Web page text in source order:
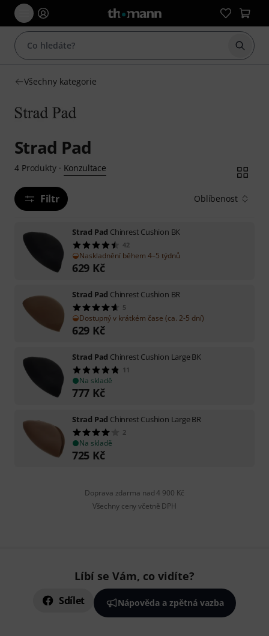
Začít
Všechny kategorie
Strad Pad
4 Produkty· Konzultace
Filtr Oblíbenost
Strad Pad Chinrest Cushion BK
42
Naskladnění během 4–5 týdnů
629 Kč
Strad Pad Chinrest Cushion BR
5
Dostupný v krátkém čase (ca. 2-5 dní)
629 Kč
Strad Pad Chinrest Cushion Large BK
11
Na skladě
777 Kč
Strad Pad Chinrest Cushion Large BR
2
Na skladě
725 Kč
Doprava zdarma nad 4 900 Kč
Všechny ceny včetně DPH
Líbí se Vám, co vidíte?
Sdílet Nápověda a zpětná vazba